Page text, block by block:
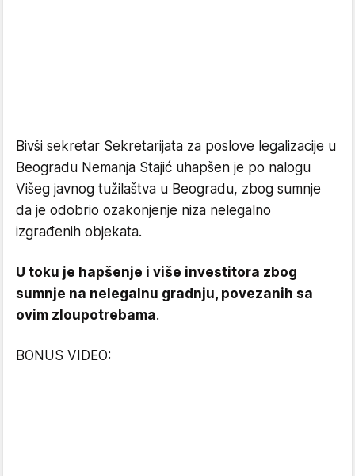
Bivši sekretar Sekretarijata za poslove legalizacije u
Beogradu Nemanja Stajić uhapšen je po nalogu
Višeg javnog tužilaštva u Beogradu, zbog sumnje
da je odobrio ozakonjenje niza nelegalno
izgrađenih objekata.
U toku je hapšenje i više investitora zbog
sumnje na nelegalnu gradnju, povezanih sa
ovim zloupotrebama.
BONUS VIDEO: